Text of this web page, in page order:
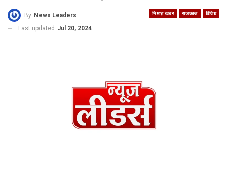
निमाड़ खबर राजकाज विविध
By News Leaders
Last updated Jul 20, 2024